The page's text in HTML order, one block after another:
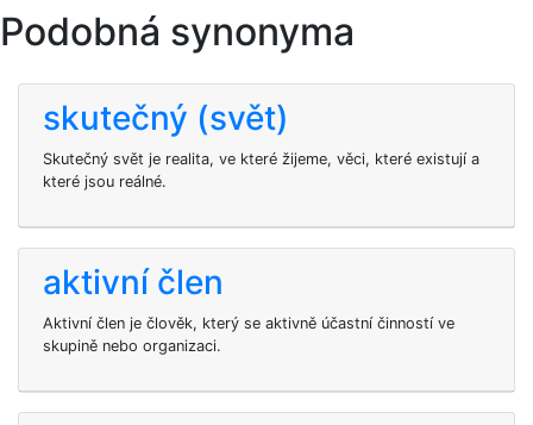
Podobná synonyma
skutečný (svět)
Skutečný svět je realita, ve které žijeme, věci, které existují a
které jsou reálné.
aktivní člen
Aktivní člen je člověk, který se aktivně účastní činností ve
skupině nebo organizaci.